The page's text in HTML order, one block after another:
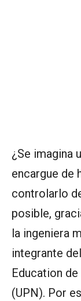
¿Se imagina
encargue de
controlarlo
posible,
la ingeniera
integrante
Education
(UPN). Por